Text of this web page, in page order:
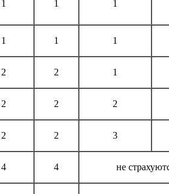
1 1 1
1 1 1
2 2 1
2 2 2
2 2 3
4 4 не